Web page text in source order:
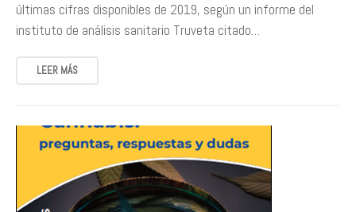
últimas cifras disponibles de 2019, según un informe del
instituto de análisis sanitario Truveta citado…
LEER MÁS